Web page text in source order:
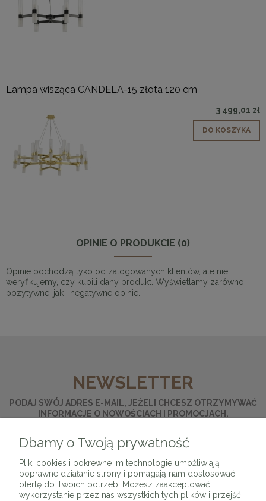
Lampa wisząca CANDELA-15 złota 120 cm
3 499,01 zł
DO KOSZYKA
OPINIE O PRODUKCIE (0)
Opinie pochodzą tyko od zalogowanych klientów, ale nie
weryfikujemy, czy kupili dany produkt. Wyświetlamy zarówno
pozytywne, jak i negatywne opinie.
NEWSLETTER
PODAJ SWÓJ ADRES E-MAIL, JEŻELI CHCESZ OTRZYMYWAĆ
INFORMACJE O NOWOŚCIACH I PROMOCJACH.
Dbamy o Twoją prywatność
Pliki cookies i pokrewne im technologie umożliwiają
poprawne działanie strony i pomagają nam dostosować
ofertę do Twoich potrzeb. Możesz zaakceptować
wykorzystanie przez nas wszystkich tych plików i przejść